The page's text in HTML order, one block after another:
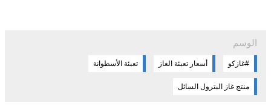
الوسم
#غازكو أسعار تعبئة الغاز تعبئة الأسطوانة
منتج غاز ‏البترول السائل